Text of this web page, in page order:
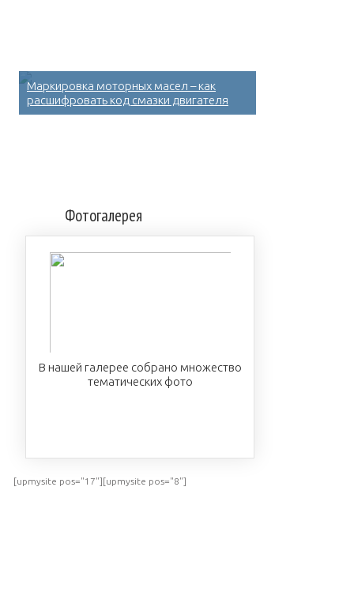
Маркировка моторных масел – как
расшифровать код смазки двигателя
Фотогалерея
В нашей галерее собрано множество
тематических фото
[upmysite pos="17"][upmysite pos="8"]